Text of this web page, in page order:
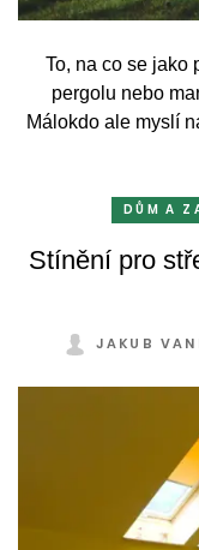
To, na co se jako
pergolu nebo
Málokdo ale myslí
mrazu, ale také
DŮM A
Stínění pro
JAKUB